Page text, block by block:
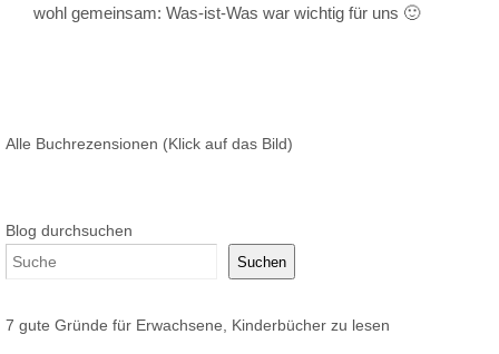
wohl gemeinsam: Was-ist-Was war wichtig für uns 🙂
Alle Buchrezensionen (Klick auf das Bild)
Blog durchsuchen
Suchen
7 gute Gründe für Erwachsene, Kinderbücher zu lesen